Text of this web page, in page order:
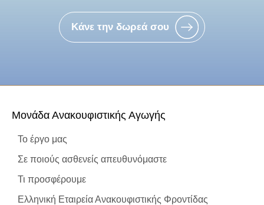
Κάνε την δωρεά σου
Μονάδα Ανακουφιστικής Αγωγής
Το έργο μας
Σε ποιούς ασθενείς απευθυνόμαστε
Τι προσφέρουμε
Ελληνική Εταιρεία Ανακουφιστικής Φροντίδας